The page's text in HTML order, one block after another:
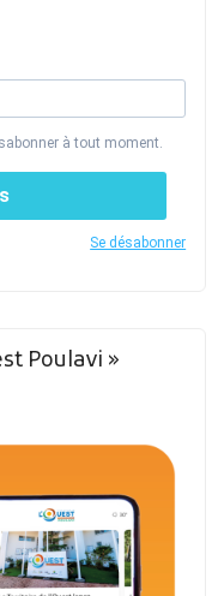
à tout moment.
Se désabonner
Poulavi »